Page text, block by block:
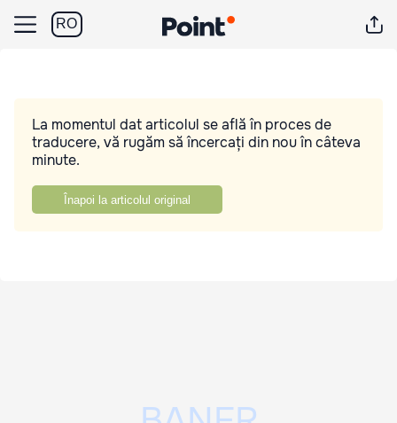
RO
La momentul dat articolul se află în proces de
traducere, vă rugăm să încercați din nou în câteva
minute.
Înapoi la articolul original